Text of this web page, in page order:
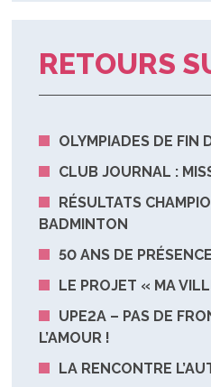
RETOURS
OLYMPIADES DE FIN
CLUB JOURNAL :
RÉSULTATS
BADMINTON
50 ANS DE
LE PROJET « MA
UPE2A – PAS DE
L’AMOUR !
LA RENCONTRE